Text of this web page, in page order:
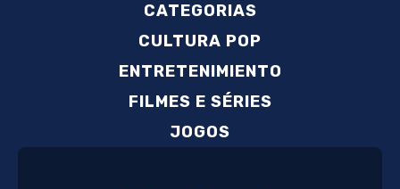
CATEGORIAS
CULTURA POP
ENTRETENIMIENTO
FILMES E SÉRIES
JOGOS